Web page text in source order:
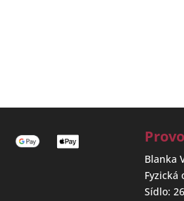
Blanka
Fyzická
Sídlo: